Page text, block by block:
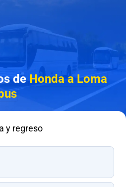
deHonda a Loma
y regreso